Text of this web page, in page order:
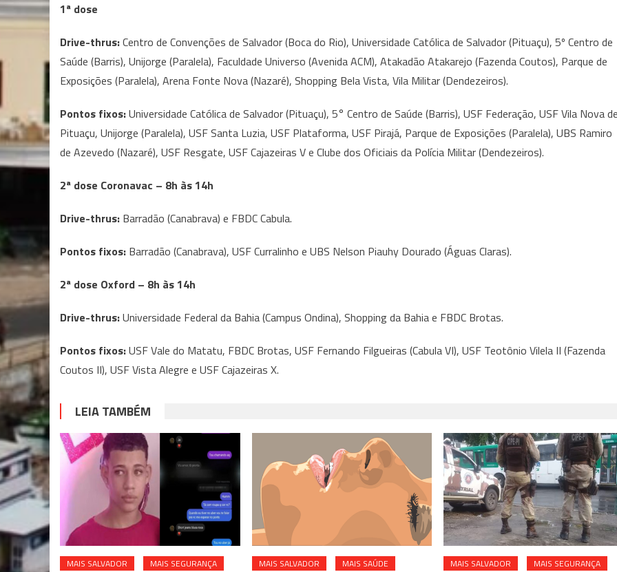
1ª dose
Drive-thrus:Centro de Convenções de Salvador (Boca do Rio), Universidade Católica de Salvador (Pituaçu), 5º Centro de
Saúde (Barris), Unijorge (Paralela), Faculdade Universo (Avenida ACM), Atakadão Atakarejo (Fazenda Coutos), Parque de
Exposições (Paralela), Arena Fonte Nova (Nazaré), Shopping Bela Vista, Vila Militar (Dendezeiros).
Pontos fixos:Universidade Católica de Salvador (Pituaçu), 5° Centro de Saúde (Barris), USF Federação, USF Vila Nova
Pituaçu, Unijorge (Paralela), USF Santa Luzia, USF Plataforma, USF Pirajá, Parque de Exposições (Paralela), UBS Ramiro
de Azevedo (Nazaré), USF Resgate, USF Cajazeiras V e Clube dos Oficiais da Polícia Militar (Dendezeiros).
2ª dose Coronavac – 8h às 14h
Drive-thrus: Barradão (Canabrava) e FBDC Cabula.
Pontos fixos: Barradão (Canabrava), USF Curralinho e UBS Nelson Piauhy Dourado (Águas Claras).
2ª dose Oxford – 8h às 14h
Drive-thrus:Universidade Federal da Bahia (Campus Ondina), Shopping da Bahia e FBDC Brotas.
Pontos fixos:USF Vale do Matatu, FBDC Brotas, USF Fernando Filgueiras (Cabula VI), USF Teotônio Vilela II (Fazenda
Coutos II), USF Vista Alegre e USF Cajazeiras X.
LEIA TAMBÉM
MAIS SALVADOR MAIS SEGURANÇA MAIS SALVADOR MAIS SAÚDE MAIS SALVADOR MAIS SEGURANÇA